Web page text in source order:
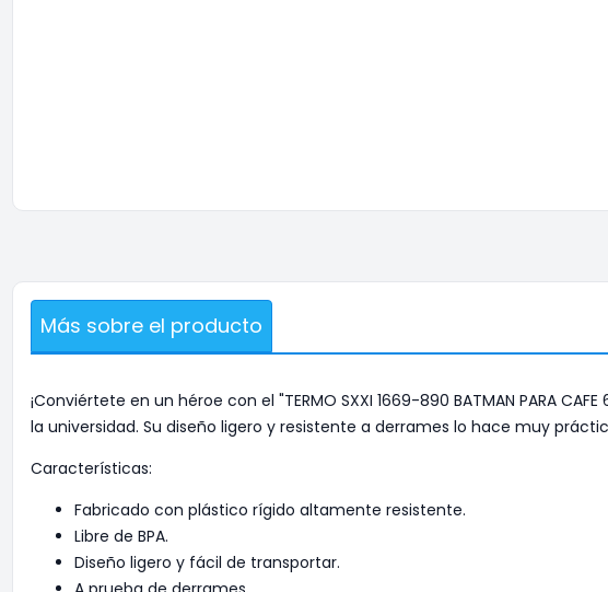
Más sobre el producto
¡Conviértete en un héroe con el "TERMO SXXI 1669-890 BATMAN PARA
la universidad. Su diseño ligero y resistente a derrames lo hace muy
Características:
Fabricado con plástico rígido altamente resistente.
Libre de BPA.
Diseño ligero y fácil de transportar.